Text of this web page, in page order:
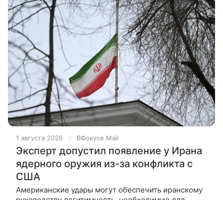
1 августа 2026 ВФокусе Mail
Эксперт допустил появление у Ирана
ядерного оружия из-за конфликта с
США
Американские удары могут обеспечить иранскому